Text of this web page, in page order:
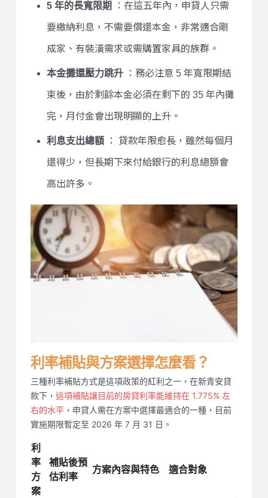
5 年的長寬限期 ：在這五年內，申貸人只需
要繳納利息，不需要償還本金，非常適合剛
成家、有裝潢需求或需購置家具的族群。
本金攤還壓力跳升：務必注意 5 年寬限期結
束後，由於剩餘本金必須在剩下的 35 年內攤
完，月付金會出現明顯的上升。
利息支出總額： 貸款年限愈長，雖然每個月
還得少，但長期下來付給銀行的利息總額會
高出許多。
利率補貼與方案選擇怎麼看？
三種利率補貼方式是這項政策的紅利之一，在新青安貸
款下， 這項補貼讓目前的房貸利率能維持在 1.775% 左
右的水平 ，申貸人需在方案中選擇最適合的一種，目前
實施期限暫定至 2026 年 7 月 31 日。
利
率
方
案
補貼後預
估利率
方案內容與特色 適合對象